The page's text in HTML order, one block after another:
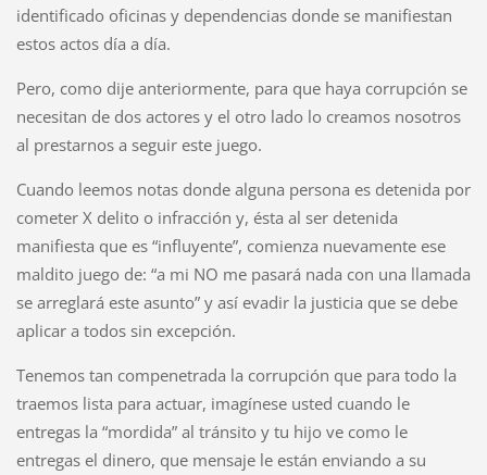
identificado oficinas y dependencias donde se manifiestan
estos actos día a día.
Pero, como dije anteriormente, para que haya corrupción se
necesitan de dos actores y el otro lado lo creamos nosotros
al prestarnos a seguir este juego.
Cuando leemos notas donde alguna persona es detenida por
cometer X delito o infracción y, ésta al ser detenida
manifiesta que es “influyente”, comienza nuevamente ese
maldito juego de: “a mi NO me pasará nada con una llamada
se arreglará este asunto” y así evadir la justicia que se debe
aplicar a todos sin excepción.
Tenemos tan compenetrada la corrupción que para todo la
traemos lista para actuar, imagínese usted cuando le
entregas la “mordida” al tránsito y tu hijo ve como le
entregas el dinero, que mensaje le están enviando a su